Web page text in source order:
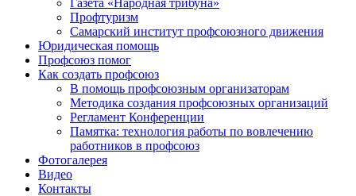
Профтуризм
Самарский институт профсоюзного движения
Юридическая помощь
Профсоюз помог
Как создать профсоюз
В помощь профсоюзным организаторам
Методика создания профсоюзных организаций
Регламент Конференции
Памятка: технология работы по вовлечению
работников в профсоюз
Фотогалерея
Видео
Контакты